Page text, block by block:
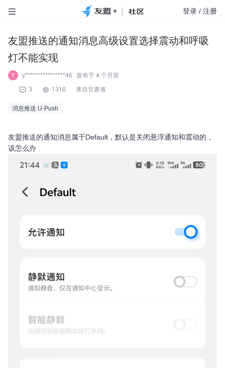
登录 / 注册
友盟推送的通知消息高级设置选择震动和呼吸
灯不能实现
Y y****************46 发布于 4 个月前
3
1310 来自甘肃省
消息推送 U-Push
友盟推送的通知消息属于Default，默认是关闭悬浮通知和震动的，
该怎么办